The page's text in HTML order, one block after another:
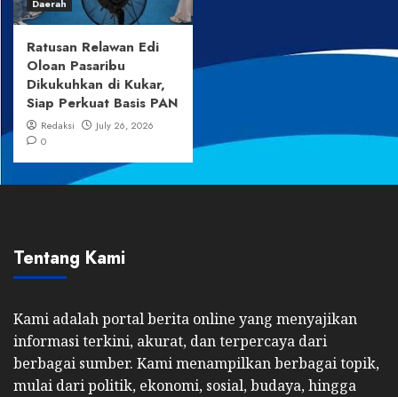
Daerah
Ratusan Relawan Edi
Oloan Pasaribu
Dikukuhkan di Kukar,
Siap Perkuat Basis PAN
Redaksi
July 26, 2026
0
Tentang Kami
Kami adalah portal berita online yang menyajikan
informasi terkini, akurat, dan terpercaya dari
berbagai sumber. Kami menampilkan berbagai topik,
mulai dari politik, ekonomi, sosial, budaya, hingga